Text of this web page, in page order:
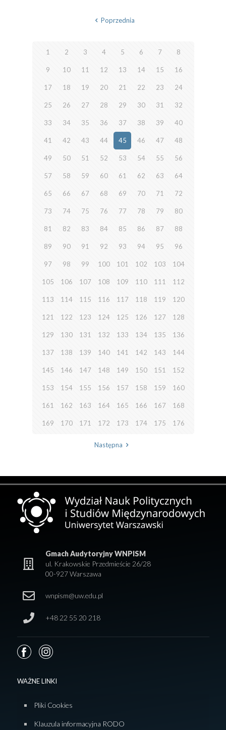
Poprzednia
1 2 3 4 5 6 7 8
9 10 11 12 13 14 15 16
17 18 19 20 21 22 23 24
25 26 27 28 29 30 31 32
33 34 35 36 37 38 39 40
41 42 43 44 45 46 47 48
49 50 51 52 53 54 55 56
57 58 59 60 61 62 63 64
65 66 67 68 69 70 71 72
73 74 75 76 77 78 79 80
81 82 83 84 85 86 87 88
89 90 91 92 93 94 95 96
97 98 99 100 101 102 103 104
105 106 107 108 109 110 111 112
113 114 115 116 117 118 119 120
121 122 123 124 125 126 127 128
129 130 131 132 133 134 135 136
137 138 139 140 141 142 143 144
145 146 147 148 149 150 151 152
153 154 155 156 157 158 159 160
161 162 163 164 165 166 167 168
169 170 171 172 173 174 175 176
Następna
Gmach Audytoryjny WNPISM
ul. Krakowskie Przedmieście 26/28
00-927 Warszawa
wnpism@uw.edu.pl
+48 22 55 20 218
WAŻNE LINKI
Pliki Cookies
Klauzula informacyjna RODO